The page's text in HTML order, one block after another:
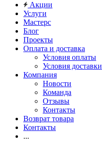
Акции
Услуги
Мастерс
Блог
Проекты
Оплата и доставка
Условия оплаты
Условия доставки
Компания
Новости
Команда
Отзывы
Контакты
Возврат товара
Контакты
...